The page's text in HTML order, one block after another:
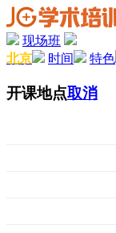
现场班
北京
时间 特色
开课地点取消